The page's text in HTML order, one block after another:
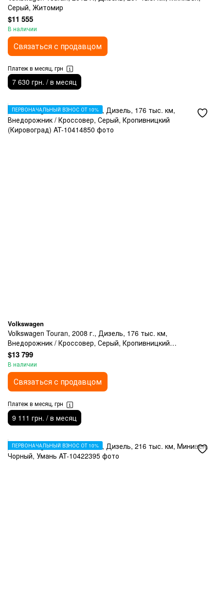
Серый, Житомир
$11 555
В наличии
Связаться с продавцом
Платеж в месяц, грн
7 630 грн. / в месяц
ПЕРВОНАЧАЛЬНЫЙ ВЗНОС ОТ 10%
Volkswagen
Volkswagen Touran, 2008 г., Дизель, 176 тыс. км,
Внедорожник / Кроссовер, Серый, Кропивницкий
(Кировоград)
$13 799
В наличии
Связаться с продавцом
Платеж в месяц, грн
9 111 грн. / в месяц
ПЕРВОНАЧАЛЬНЫЙ ВЗНОС ОТ 10%